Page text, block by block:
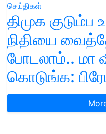
செய்திகள்
திமுக குடும்ப
நிதியை
போடலாம்.. மா
கொடுங்க: